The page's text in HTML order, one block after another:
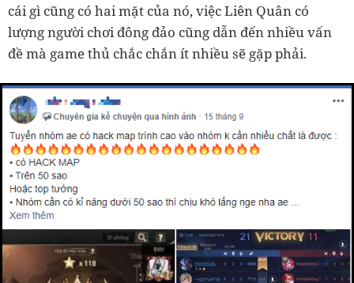
cái gì cũng có hai mặt của nó, việc Liên Quân có
lượng người chơi đông đảo cũng dẫn đến nhiều vấn
đề mà game thủ chắc chắn ít nhiều sẽ gặp phải.